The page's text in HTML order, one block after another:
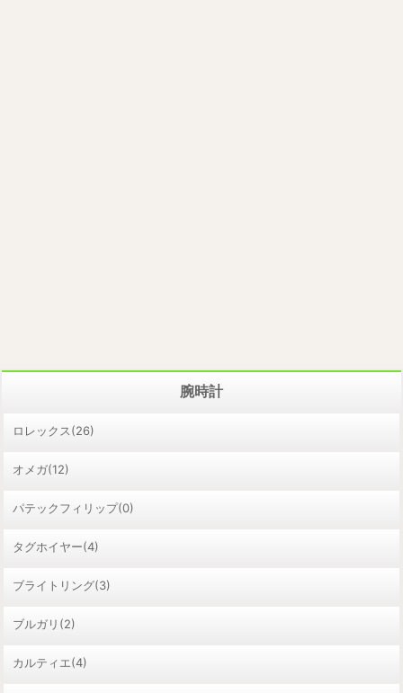
腕時計
ロレックス(26)
オメガ(12)
パテックフィリップ(0)
タグホイヤー(4)
ブライトリング(3)
ブルガリ(2)
カルティエ(4)